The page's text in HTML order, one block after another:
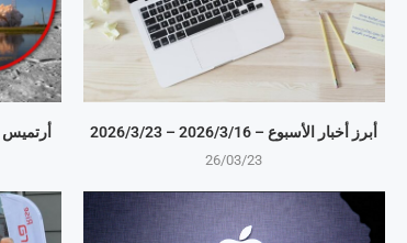
أرتميس II : خمسون عامًا ونعود للقمر مع ناسا. أبرز أخبار الأسبوع – 16‏/3‏/2026 – 23‏/3‏/2026
26/03/23